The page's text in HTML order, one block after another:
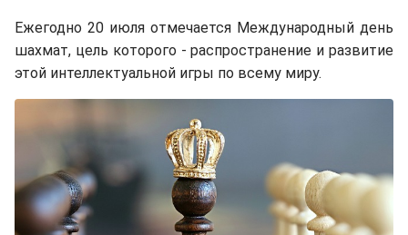
Ежегодно 20 июля отмечается Международный день
шахмат, цель которого - распространение и развитие
этой интеллектуальной игры по всему миру.